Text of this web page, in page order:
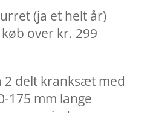
(ja et helt år)
over kr. 299
2 delt kranksæt med
175 mm lange